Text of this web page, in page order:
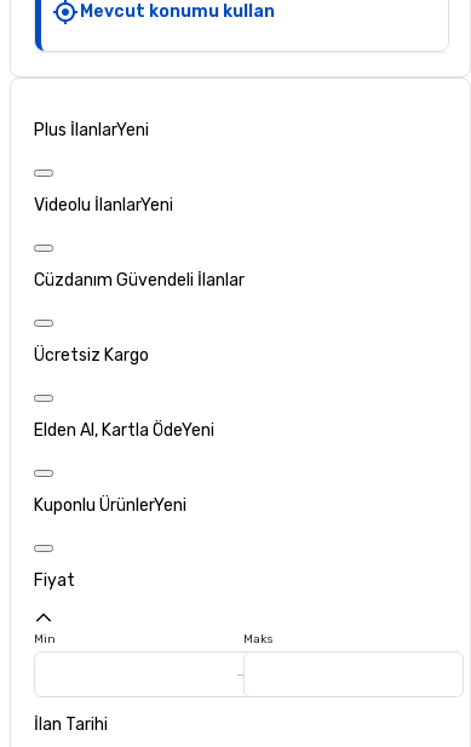
Mevcut konumu kullan
Plus İlanlarYeni
Videolu İlanlarYeni
Cüzdanım Güvendeli İlanlar
Ücretsiz Kargo
Elden Al, Kartla ÖdeYeni
Kuponlu ÜrünlerYeni
Fiyat
Min Maks
İlan Tarihi